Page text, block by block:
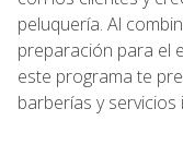
peluquería. Al
preparación para el
este programa te
barberías y servicios